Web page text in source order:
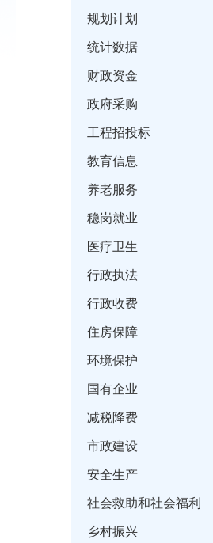
规划计划
统计数据
财政资金
政府采购
工程招投标
教育信息
养老服务
稳岗就业
医疗卫生
行政执法
行政收费
住房保障
环境保护
国有企业
减税降费
市政建设
安全生产
社会救助和社会福利
乡村振兴